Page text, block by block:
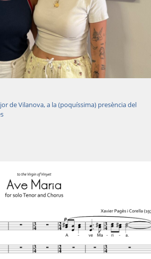
de Vilanova, a la (poquíssima) presència del